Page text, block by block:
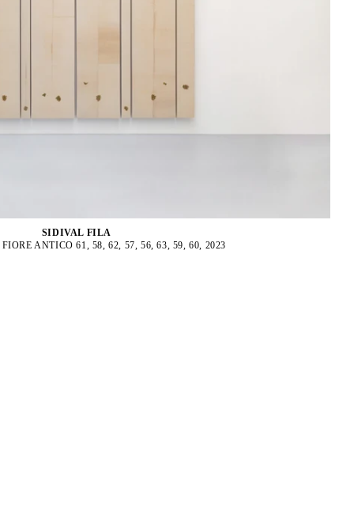
SIDIVAL FILA
ANTICO 61, 58, 62, 57, 56, 63, 59, 60, 2023